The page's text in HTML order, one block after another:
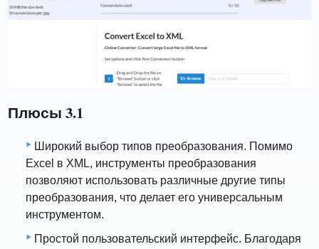
Плюсы 3.1
Широкий выбор типов преобразования. Помимо
Excel в XML, инструменты преобразования
позволяют использовать различные другие типы
преобразования, что делает его универсальным
инструментом.
Простой пользовательский интерфейс. Благодаря